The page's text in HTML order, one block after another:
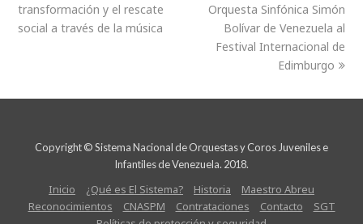
transformación y el rescate
social a través de la música
Orquesta Sinfónica Simón
Bolívar de Venezuela al
Festival Internacional de
Edimburgo
Copyright © Sistema Nacional de Orquestas y Coros Juveniles e
Infantiles de Venezuela. 2018.
Inicio ¿Qué es El Sistema? Historia
Maestro Abreu
Reconocimientos
CNASPM Contrataciones Contacto
SGT